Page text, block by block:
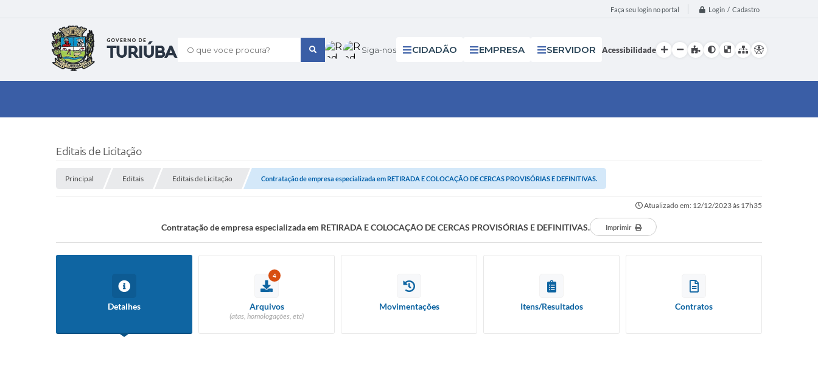
Faça seu login no portal Login / Cadastro
O que voce procura? Siga-nos CIDADÃO EMPRESA SERVIDOR Acessibilidade
Editais de Licitação
Principal Editais Editais de Licitação Contratação de empresa especializada em RETIRADA E COLOCAÇÃO DE CERCAS PROVISÓRIAS E DEFINITIVAS.
Atualizado em: 12/12/2023 às 17h35
Contratação de empresa especializada em RETIRADA E COLOCAÇÃO DE CERCAS PROVISÓRIAS E DEFINITIVAS. Imprimir
Detalhes
4
Arquivos
(atas, homologações, etc)
Movimentações Itens/Resultados Contratos